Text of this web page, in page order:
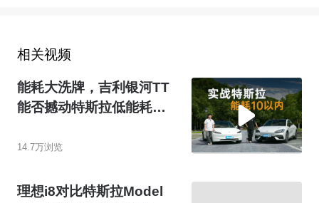
相关视频
能耗大洗牌，吉利银河TT
能否撼动特斯拉低能耗的
14.7万浏览
理想i8对比特斯拉Model